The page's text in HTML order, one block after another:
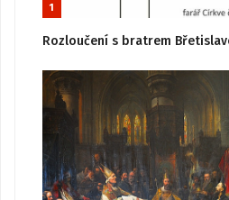
1
Rozloučení s bratrem